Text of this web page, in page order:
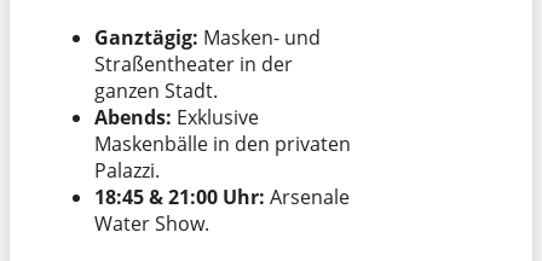
Ganztägig: Masken- und
Straßentheater in der
ganzen Stadt.
Abends: Exklusive
Maskenbälle in den privaten
Palazzi.
18:45 & 21:00 Uhr: Arsenale
Water Show.